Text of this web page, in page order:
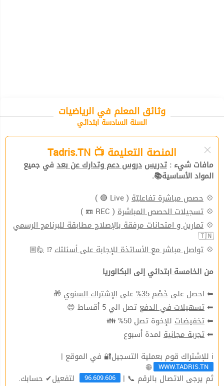
وثائق المعلم في الرياضيات
السنة السادسة ابتدائي
المنصة التعليمة 📺 Tadris.TN
مافات شيء : تدريس دروس دعم وتدارك عن بعد في جميع
المواد الأساسية📚.
💠 حصص مباشرة تفاعليّة ( Live 🔴 )
💠 تسجيلات الحصص المباشرة ( REC 📼 )
💠 تمارين و امتحانات مرفقة بالإصلاح مطابقة للبرنامج الرسمي
🇹🇳
💠 تواصل مباشر مع الأساتذة للإجابة على أسئلتك⁉ 🙋🏼
من الخامسة ابتدائي إلى البكالوريا
⬅ احصل على خَصْم 35% على الإشتراك السنوي 🎁
⬅تسهيلات في الدفع تصل الي 5 أقساط 😍
⬅تخفيضات للإخوة تصل 50% 👪
⬅تجربة مجانية لمدة أسبوع
ℹ للإشتراك قوم بعملية التسجيل🔐 في الموقع |
WWW.TADRIS.TN
🌐
ثم يرجى الاتصال بالرقم 📞 | 96.609.606 لتفعيل✔ حسابك.